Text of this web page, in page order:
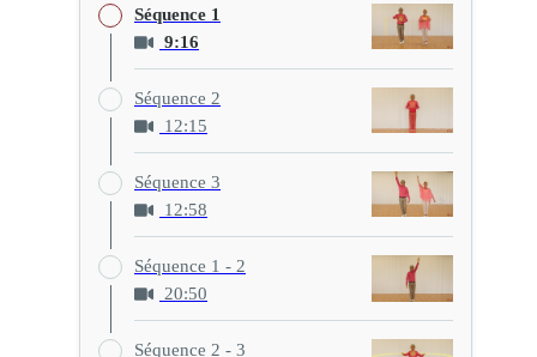
Séquence 1
9:16
Séquence 2
12:15
Séquence 3
12:58
Séquence 1 - 2
20:50
Séquence 2 - 3